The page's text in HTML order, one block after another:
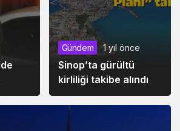
Gündem 1 yıl önce
Sinop’ta gürültü
kirliliği takibe alındı